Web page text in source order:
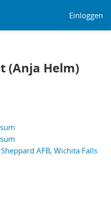
Einloggen
(Anja Helm)
AFB, Wichita Falls